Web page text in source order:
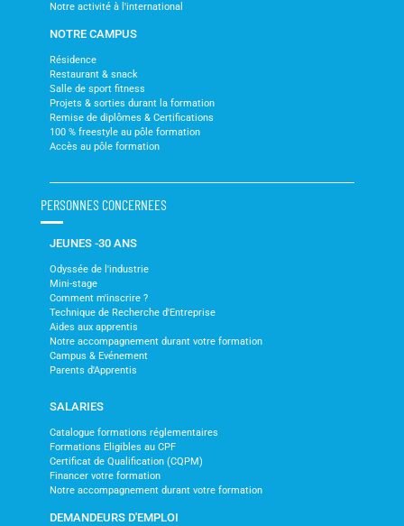
Notre activité à l'international
NOTRE CAMPUS
Résidence
Restaurant & snack
Salle de sport fitness
Projets & sorties durant la formation
Remise de diplômes & Certifications
100 % freestyle au pôle formation
Accès au pôle formation
PERSONNES CONCERNEES
JEUNES -30 ANS
Odyssée de l'industrie
Mini-stage
Comment m'inscrire ?
Technique de Recherche d'Entreprise
Aides aux apprentis
Notre accompagnement durant votre formation
Campus & Evénement
Parents d'Apprentis
SALARIES
Catalogue formations réglementaires
Formations Eligibles au CPF
Certificat de Qualification (CQPM)
Financer votre formation
Notre accompagnement durant votre formation
DEMANDEURS D'EMPLOI